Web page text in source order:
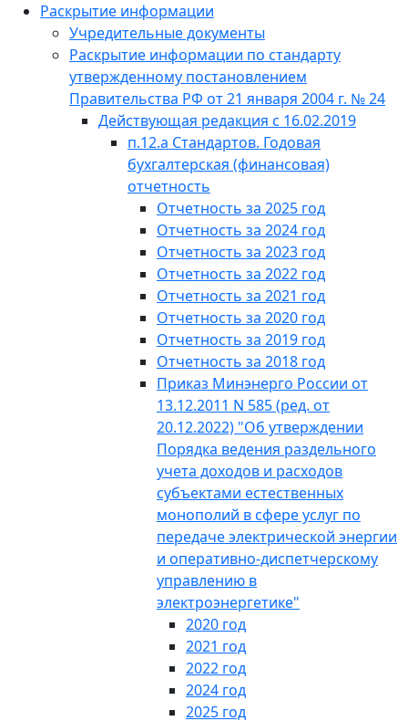
Раскрытие информации
Учредительные документы
Раскрытие информации по стандарту
утвержденному постановлением
Правительства РФ от 21 января 2004 г. № 24
Действующая редакция с 16.02.2019
п.12.а Стандартов. Годовая
бухгалтерская (финансовая)
отчетность
Отчетность за 2025 год
Отчетность за 2024 год
Отчетность за 2023 год
Отчетность за 2022 год
Отчетность за 2021 год
Отчетность за 2020 год
Отчетность за 2019 год
Отчетность за 2018 год
Приказ Минэнерго России от
13.12.2011 N 585 (ред. от
20.12.2022) "Об утверждении
Порядка ведения раздельного
учета доходов и расходов
субъектами естественных
монополий в сфере услуг по
передаче электрической энергии
и оперативно-диспетчерскому
управлению в
электроэнергетике"
2020 год
2021 год
2022 год
2024 год
2025 год